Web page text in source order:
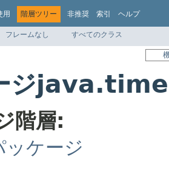
用 階層ツリー 非推奨 索引 ヘルプ
フレームなし すべてのクラス
ジ
階層:
ケージ